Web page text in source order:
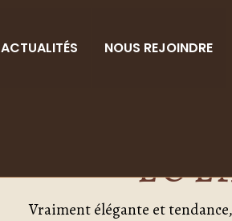
ACTUALITÉS NOUS REJOINDRE
Vraiment élégante et